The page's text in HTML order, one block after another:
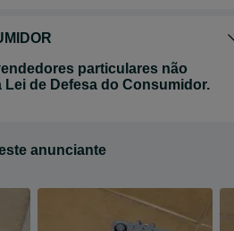
particulares não
de Defesa do Consumidor.
anunciante